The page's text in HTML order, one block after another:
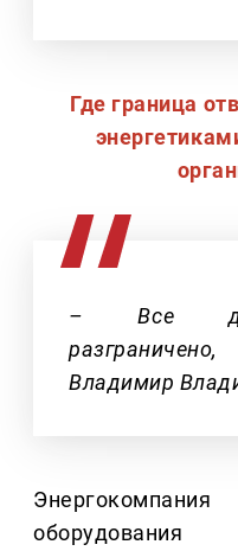
Где граница
– Все
Владимир